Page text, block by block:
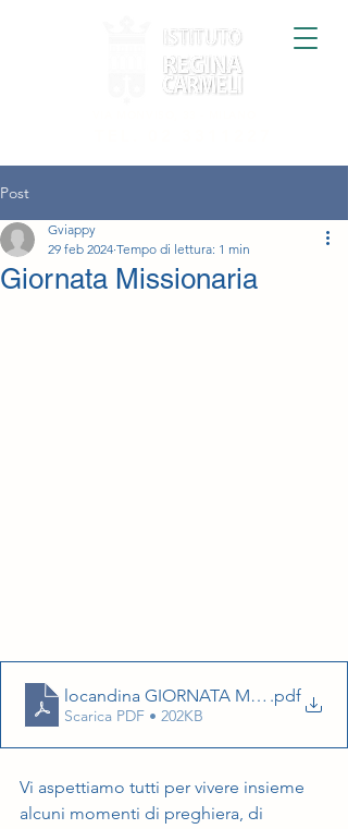
Post
Giornata Missionaria
Gviappy
29 feb 2024 Tempo di lettura: 1 min
locandina GIORNATA MISSIONARIA
.pdf
Scarica PDF • 202KB
Vi aspettiamo tutti per vivere insieme
alcuni momenti di preghiera, di